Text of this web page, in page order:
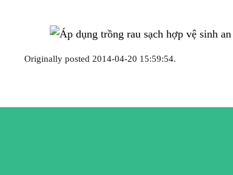
Originally posted 2014-04-20 15:59:54.